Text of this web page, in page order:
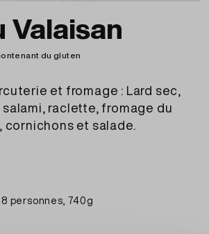
Valaisan
du gluten
et fromage : Lard sec,
raclette, fromage du
cornichons et salade.
personnes, 740g